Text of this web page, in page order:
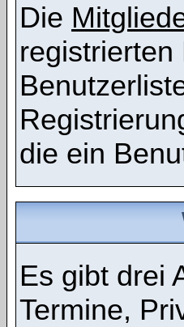
Die
die ein
Es gibt drei
Termine,